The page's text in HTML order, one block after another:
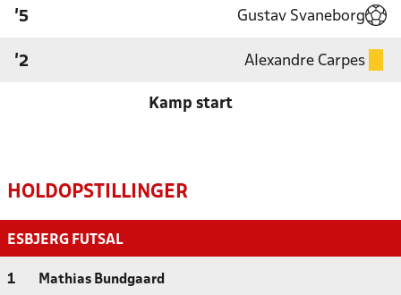
'5 Gustav Svaneborg
'2 Alexandre Carpes
Kamp start
HOLDOPSTILLINGER
ESBJERG FUTSAL
1 Mathias Bundgaard